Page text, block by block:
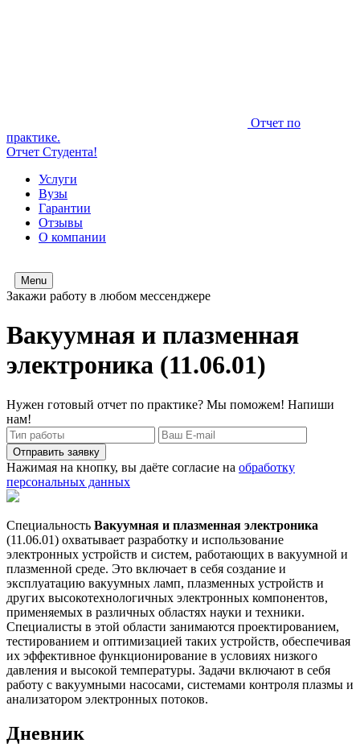
Отчет по
практике.
Отчет Студента!
Услуги
Вузы
Гарантии
Отзывы
О компании
Menu
Закажи работу в любом мессенджере
Вакуумная и плазменная
электроника (11.06.01)
Нужен готовый отчет по практике? Мы поможем! Напиши
нам!
Отправить заявку
Нажимая на кнопку, вы даёте согласие на обработку
персональных данных
Специальность Вакуумная и плазменная электроника
(11.06.01) охватывает разработку и использование
электронных устройств и систем, работающих в вакуумной и
плазменной среде. Это включает в себя создание и
эксплуатацию вакуумных ламп, плазменных устройств и
других высокотехнологичных электронных компонентов,
применяемых в различных областях науки и техники.
Специалисты в этой области занимаются проектированием,
тестированием и оптимизацией таких устройств, обеспечивая
их эффективное функционирование в условиях низкого
давления и высокой температуры. Задачи включают в себя
работу с вакуумными насосами, системами контроля плазмы и
анализатором электронных потоков.
Дневник